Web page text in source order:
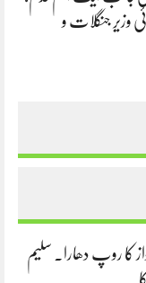
وزیر جنگلات و
کا روپ دھارا. سلیم